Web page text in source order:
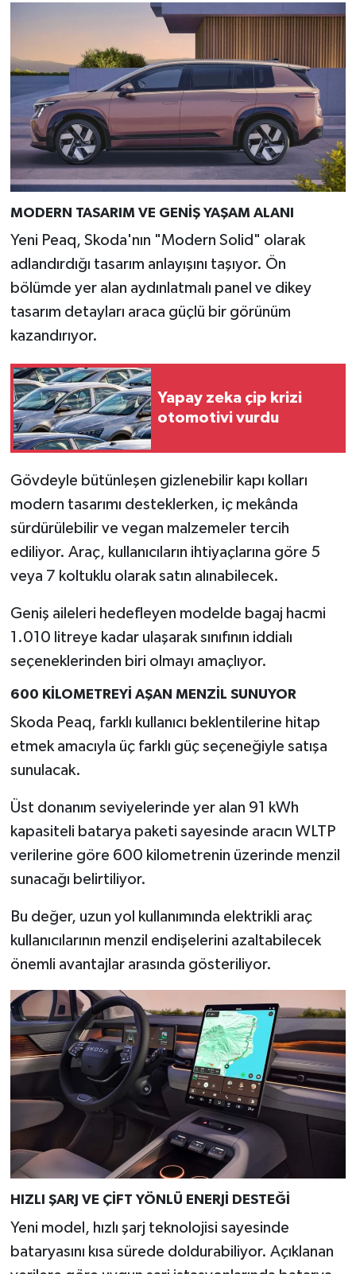
MODERN TASARIM VE GENİŞ YAŞAM ALANI
Yeni Peaq, Skoda'nın "Modern Solid" olarak
adlandırdığı tasarım anlayışını taşıyor. Ön
bölümde yer alan aydınlatmalı panel ve dikey
tasarım detayları araca güçlü bir görünüm
kazandırıyor.
Yapay zeka çip krizi
otomotivi vurdu
Gövdeyle bütünleşen gizlenebilir kapı kolları
modern tasarımı desteklerken, iç mekânda
sürdürülebilir ve vegan malzemeler tercih
ediliyor. Araç, kullanıcıların ihtiyaçlarına göre 5
veya 7 koltuklu olarak satın alınabilecek.
Geniş aileleri hedefleyen modelde bagaj hacmi
1.010 litreye kadar ulaşarak sınıfının iddialı
seçeneklerinden biri olmayı amaçlıyor.
600 KİLOMETREYİ AŞAN MENZİL SUNUYOR
Skoda Peaq, farklı kullanıcı beklentilerine hitap
etmek amacıyla üç farklı güç seçeneğiyle satışa
sunulacak.
Üst donanım seviyelerinde yer alan 91 kWh
kapasiteli batarya paketi sayesinde aracın WLTP
verilerine göre 600 kilometrenin üzerinde menzil
sunacağı belirtiliyor.
Bu değer, uzun yol kullanımında elektrikli araç
kullanıcılarının menzil endişelerini azaltabilecek
önemli avantajlar arasında gösteriliyor.
HIZLI ŞARJ VE ÇİFT YÖNLÜ ENERJİ DESTEĞİ
Yeni model, hızlı şarj teknolojisi sayesinde
bataryasını kısa sürede doldurabiliyor. Açıklanan
Siyaset
Spor
Tavşanlı
Teknoloji
Türkiye
Video Galeri
Yaşam
Yemek Tarifleri